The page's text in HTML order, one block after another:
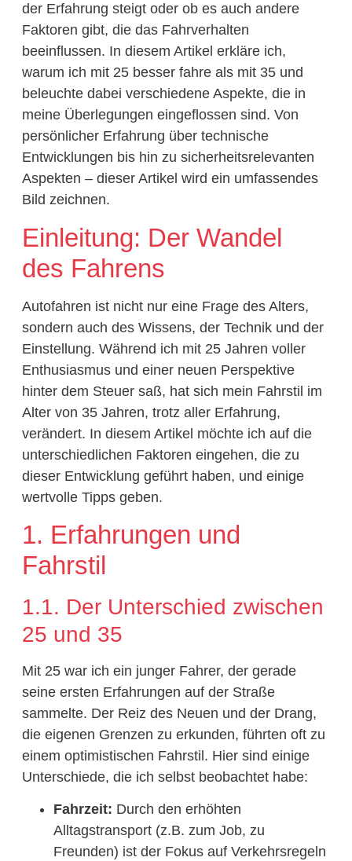
der Erfahrung steigt oder ob es auch andere
Faktoren gibt, die das Fahrverhalten
beeinflussen. In diesem Artikel erkläre ich,
warum ich mit 25 besser fahre als mit 35 und
beleuchte dabei verschiedene Aspekte, die in
meine Überlegungen eingeflossen sind. Von
persönlicher Erfahrung über technische
Entwicklungen bis hin zu sicherheitsrelevanten
Aspekten – dieser Artikel wird ein umfassendes
Bild zeichnen.
Einleitung: Der Wandel
des Fahrens
Autofahren ist nicht nur eine Frage des Alters,
sondern auch des Wissens, der Technik und der
Einstellung. Während ich mit 25 Jahren voller
Enthusiasmus und einer neuen Perspektive
hinter dem Steuer saß, hat sich mein Fahrstil im
Alter von 35 Jahren, trotz aller Erfahrung,
verändert. In diesem Artikel möchte ich auf die
unterschiedlichen Faktoren eingehen, die zu
dieser Entwicklung geführt haben, und einige
wertvolle Tipps geben.
1. Erfahrungen und
Fahrstil
1.1. Der Unterschied zwischen
25 und 35
Mit 25 war ich ein junger Fahrer, der gerade
seine ersten Erfahrungen auf der Straße
sammelte. Der Reiz des Neuen und der Drang,
die eigenen Grenzen zu erkunden, führten oft zu
einem optimistischen Fahrstil. Hier sind einige
Unterschiede, die ich selbst beobachtet habe:
Fahrzeit: Durch den erhöhten
Alltagstransport (z.B. zum Job, zu
Freunden) ist der Fokus auf Verkehrsregeln